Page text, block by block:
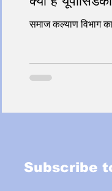
समाज कल्याण विभाग
Subscribe